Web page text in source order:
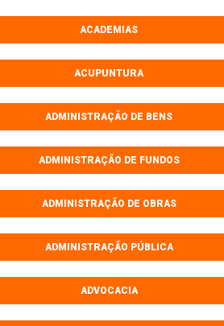
ACADEMIAS
ACUPUNTURA
ADMINISTRAÇÃO DE BENS
ADMINISTRAÇÃO DE FUNDOS
ADMINISTRAÇÃO DE OBRAS
ADMINISTRAÇÃO PÚBLICA
ADVOCACIA